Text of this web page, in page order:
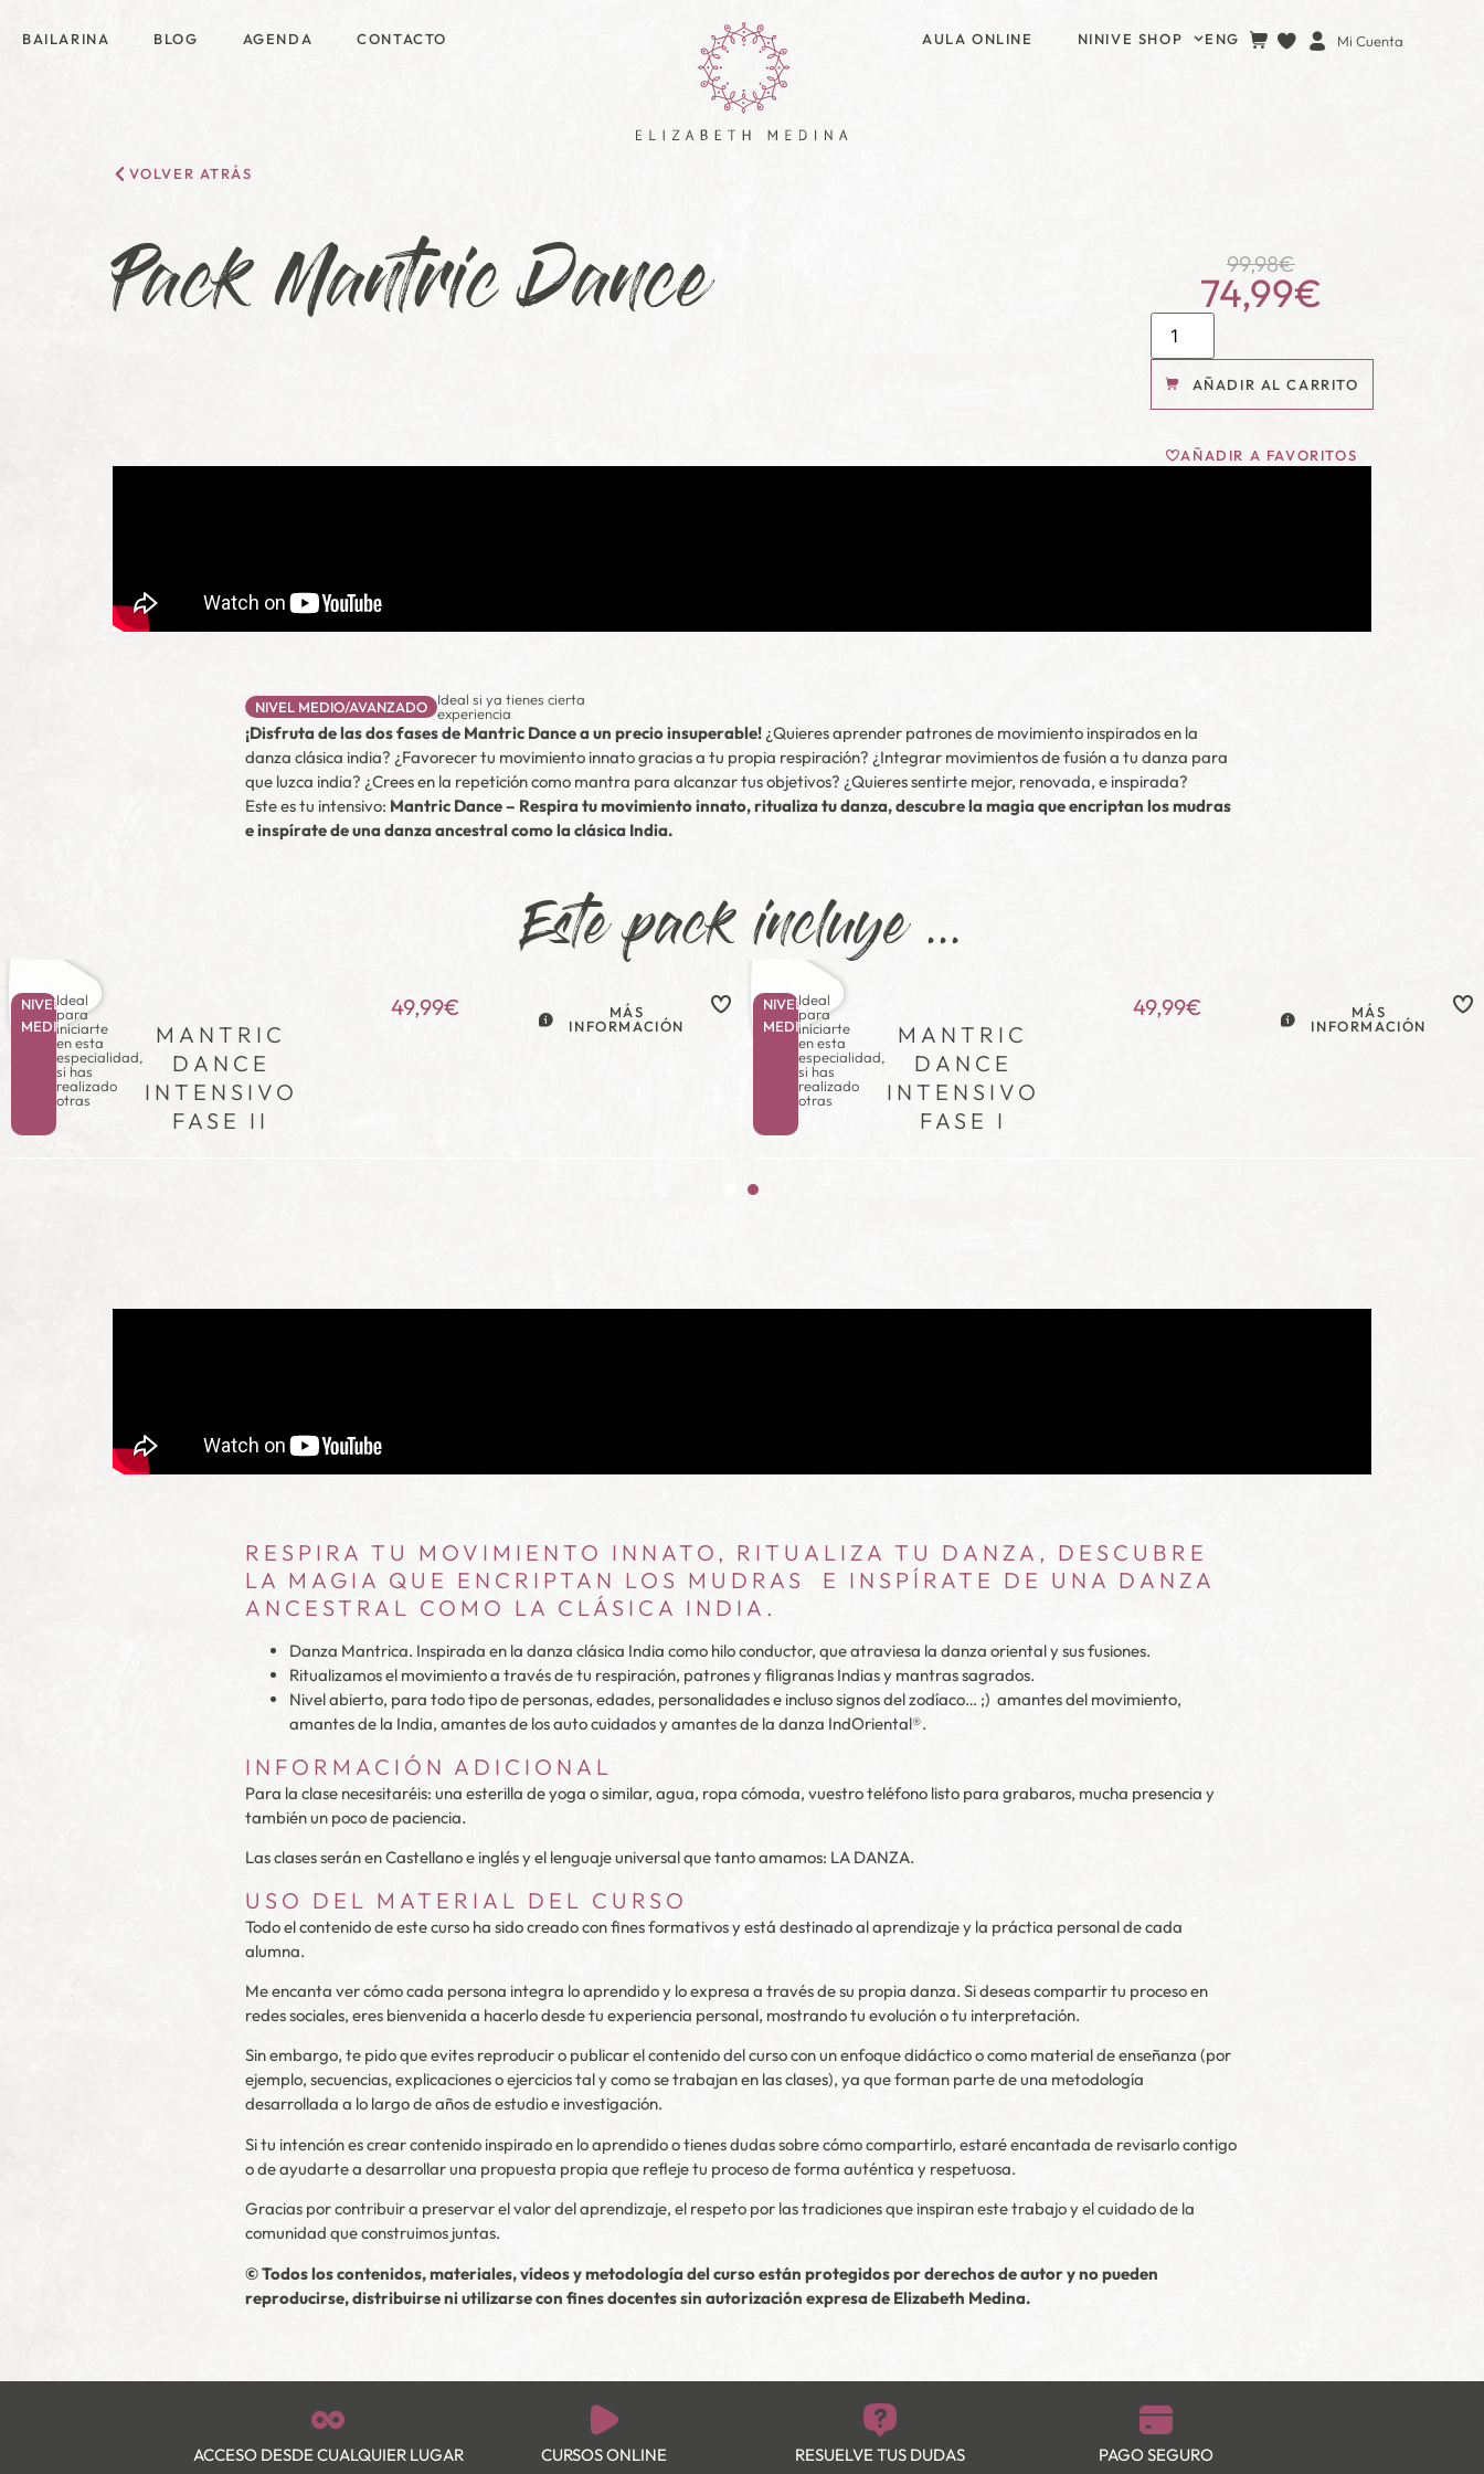
BAILARINA BLOG AGENDA CONTACTO AULA ONLINE NINIVE SHOP ENG Mi Cuenta
VOLVER ATRÁS
Pack Mantric Dance 99,98€
74,99€
AÑADIR AL CARRITO
AÑADIR A FAVORITOS
NIVEL MEDIO/AVANZADO
Ideal si ya tienes cierta
experiencia
¡Disfruta de las dos fases de Mantric Dance a un precio insuperable!¿Quieres aprender patrones de movimiento inspirados en la
danza clásica india? ¿Favorecer tu movimiento innato gracias a tu propia respiración? ¿Integrar movimientos de fusión a tu danza para
que luzca india? ¿Crees en la repetición como mantra para alcanzar tus objetivos? ¿Quieres sentirte mejor, renovada, e inspirada?
Este es tu intensivo: Mantric Dance – Respira tu movimiento innato, ritualiza tu danza, descubre la magia que encriptan los mudras
e inspírate de una danza ancestral como la clásica India.
Este pack incluye ...
NIVEL
MEDIO
Ideal
para
iniciarte
en esta
especialidad,
si has
realizado
otras
MANTRIC
DANCE
INTENSIVO
FASE II
49,99€
MÁS
INFORMACIÓN
NIVEL
MEDIO
Ideal
para
iniciarte
en esta
especialidad,
si has
realizado
otras
MANTRIC
DANCE
INTENSIVO
FASE I
49,99€
MÁS
INFORMACIÓN
RESPIRA TU MOVIMIENTO INNATO, RITUALIZA TU DANZA, DESCUBRE
LA MAGIA QUE ENCRIPTAN LOS MUDRAS E INSPÍRATE DE UNA DANZA
ANCESTRAL COMO LA CLÁSICA INDIA.
Danza Mantrica. Inspirada en la danza clásica India como hilo conductor, que atraviesa la danza oriental y sus fusiones.
Ritualizamos el movimiento a través de tu respiración, patrones y filigranas Indias y mantras sagrados.
Nivel abierto, para todo tipo de personas, edades, personalidades e incluso signos del zodíaco… ;) amantes del movimiento,
amantes de la India, amantes de los auto cuidados y amantes de la danza IndOriental®.
INFORMACIÓN ADICIONAL
Para la clase necesitaréis: una esterilla de yoga o similar, agua, ropa cómoda, vuestro teléfono listo para grabaros, mucha presencia y
también un poco de paciencia.
Las clases serán en Castellano e inglés y el lenguaje universal que tanto amamos: LA DANZA.
USO DEL MATERIAL DEL CURSO
Todo el contenido de este curso ha sido creado con fines formativos y está destinado al aprendizaje y la práctica personal de cada
alumna.
Me encanta ver cómo cada persona integra lo aprendido y lo expresa a través de su propia danza. Si deseas compartir tu proceso en
redes sociales, eres bienvenida a hacerlo desde tu experiencia personal, mostrando tu evolución o tu interpretación.
Sin embargo, te pido que evites reproducir o publicar el contenido del curso con un enfoque didáctico o como material de enseñanza (por
ejemplo, secuencias, explicaciones o ejercicios tal y como se trabajan en las clases), ya que forman parte de una metodología
desarrollada a lo largo de años de estudio e investigación.
Si tu intención es crear contenido inspirado en lo aprendido o tienes dudas sobre cómo compartirlo, estaré encantada de revisarlo contigo
o de ayudarte a desarrollar una propuesta propia que refleje tu proceso de forma auténtica y respetuosa.
Gracias por contribuir a preservar el valor del aprendizaje, el respeto por las tradiciones que inspiran este trabajo y el cuidado de la
comunidad que construimos juntas.
© Todos los contenidos, materiales, vídeos y metodología del curso están protegidos por derechos de autor y no pueden
reproducirse, distribuirse ni utilizarse con fines docentes sin autorización expresa de Elizabeth Medina.
ACCESO DESDE CUALQUIER LUGAR
CURSOS ONLINE
RESUELVE TUS DUDAS
PAGO SEGURO